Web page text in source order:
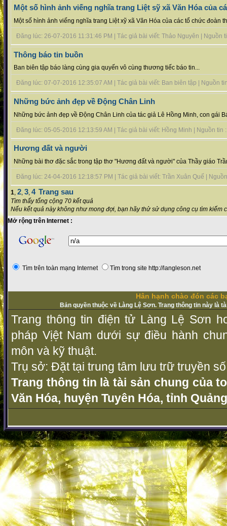
Một số hình ảnh viếng nghĩa trang Liệt sỹ xã Văn Hóa của
Một số hình ảnh viếng nghĩa trang Liệt xỹ xã Văn Hóa của các tổ chức đoàn
Đăng lúc: 26-07-2016 11:31:46 PM | Tác giả bài viết: Thảo Nguyên | Nguồn
Thông báo tin buồn
Ban biên tập báo làng cùng gia quyến vô cùng thương tiếc báo tin...
Đăng lúc: 07-07-2016 12:35:07 AM | Tác giả bài viết: Ban biên tập | Nguồn
Những bức ảnh đẹp về Động Chân Linh
Những bức ảnh đẹp về Động Chân Linh của tác giả Lê Hồng Minh, con gái
Đăng lúc: 05-05-2016 12:13:59 AM | Tác giả bài viết: Hồng Minh | Nguồn tin
Hương đất và người
Những bài thơ đặc sắc trong tập thơ "Hương đất và người" của Thầy giáo
Đăng lúc: 24-04-2016 12:18:57 PM | Tác giả bài viết: Trần Xuân Quế |
1, 2, 3, 4 Trang sau
Tìm thấy tổng cộng 70 kết quả
Nếu kết quả này không như mong đợi, bạn hãy thử sử dụng công cụ tìm kiếm
Mở rộng trên Internet :
Tìm trên toàn mạng Internet Tìm trong site http://langleson.net
Hân hạnh chào đón các
Bản quyền thuộc về Làng Lệ Sơn. Trang thông tin này là
Trang thông tin điện tử Làng Lệ Sơn
pháp Vịệt Nam dưới sự điều hành
môn và kỹ thuật.
Trụ sở: Đặt tại trung tâm lưu trữ truyền
Trang thông tin là tài sản chung của
Văn Hóa, huyện Tuyên Hóa, tỉnh